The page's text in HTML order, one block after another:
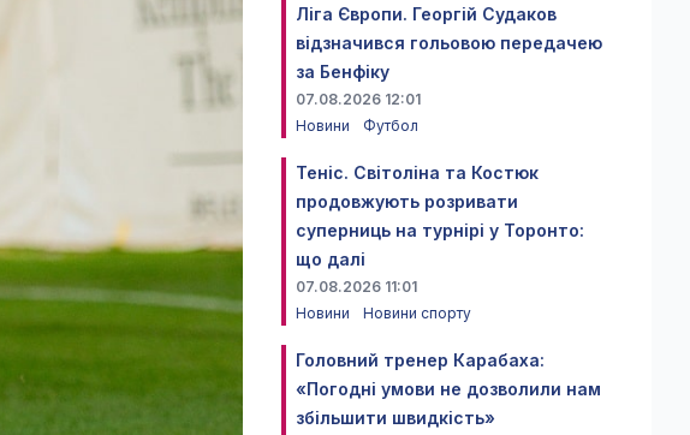
Ліга Європи. Георгій Судаков
відзначився гольовою передачею
за Бенфіку
07.08.2026 12:01
Новини
Футбол
Теніс. Світоліна та Костюк
продовжують розривати
суперниць на турнірі у Торонто:
що далі
07.08.2026 11:01
Новини
Новини спорту
Головний тренер Карабаха:
«Погодні умови не дозволили нам
збільшити швидкість»